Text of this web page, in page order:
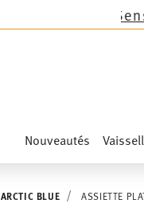
Nouveautés
ARCTIC BLUE ASSIETTE